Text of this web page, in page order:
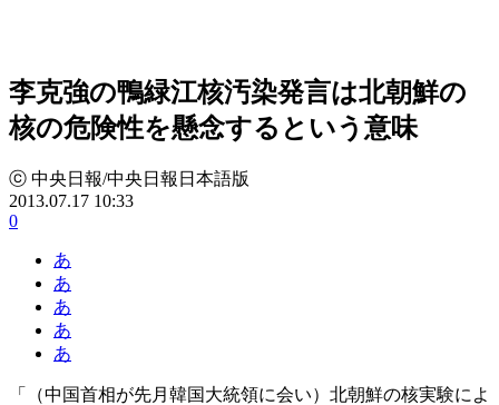
李克強の鴨緑江核汚染発言は北朝鮮の
核の危険性を懸念するという意味
ⓒ 中央日報/中央日報日本語版
2013.07.17 10:33
0
あ
あ
あ
あ
あ
「（中国首相が先月韓国大統領に会い）北朝鮮の核実験によ